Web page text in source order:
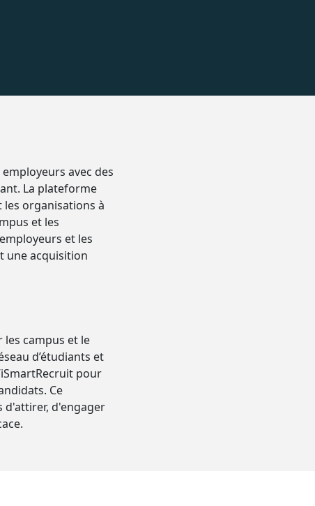
avec des
La plateforme
organisations à
et les
et les
une acquisition
campus et le
d’étudiants et
pour
Ce
d'attirer, d'engager